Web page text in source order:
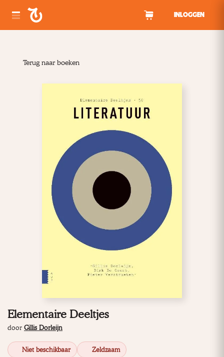
INLOGGEN
Terug naar boeken
Elementaire Deeltjes
door Gillis Dorleijn
Niet beschikbaar Zeldzaam